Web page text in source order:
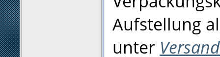
Aufstellung
unter